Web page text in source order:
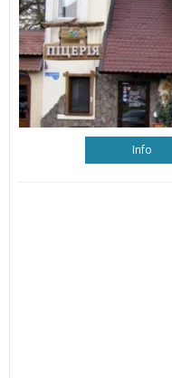
Info